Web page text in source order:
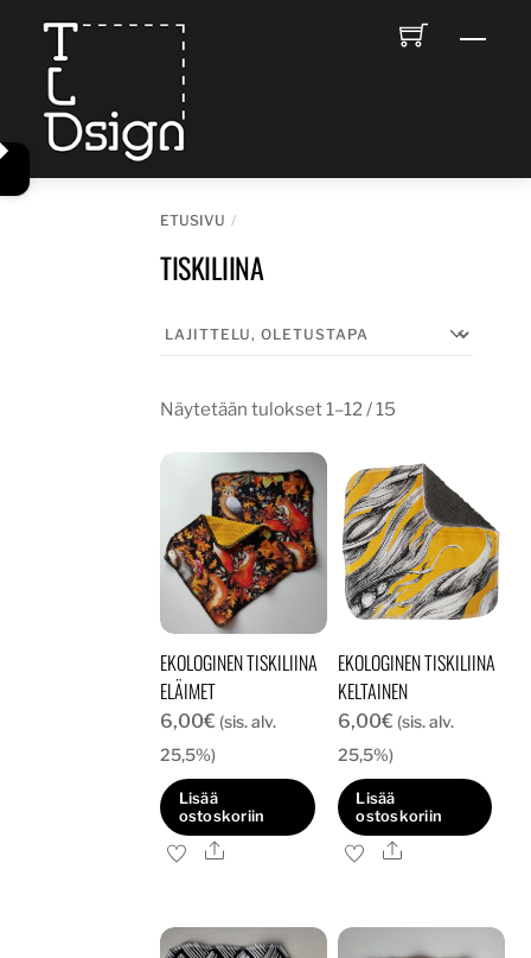
content
ETUSIVU
TISKILIINA
Näytetään tulokset 1–12 / 15
EKOLOGINEN TISKILIINA
ELÄIMET
6,00€ (sis. alv.
25,5%)
Lisää
ostoskoriin
Ale
EKOLOGINEN TISKILIINA
KELTAINEN
6,00€ (sis. alv.
25,5%)
Lisää
ostoskoriin
Ale